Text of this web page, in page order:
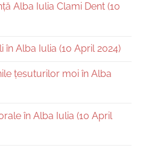
Alba Iulia Clami Dent (10
Alba Iulia (10 April 2024)
țesuturilor moi în Alba
în Alba Iulia (10 April